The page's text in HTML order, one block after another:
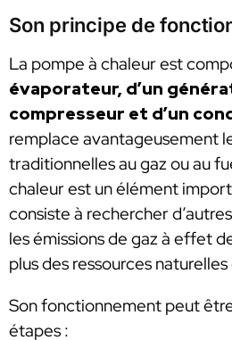
Son principe de
La pompe à chaleur est
évaporateur, d’un
compresseur et d’un
remplace avantageusement
traditionnelles au gaz ou au
chaleur est un élément
consiste à rechercher
les émissions de gaz à effet
plus des ressources
Son fonctionnement peut
étapes :